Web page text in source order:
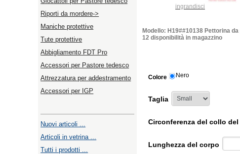
Riporti da mordere->
Maniche protettive
Tute protettive
Abbigliamento FDT Pro
Accessori per Pastore tedesco
Attrezzatura per addestramento
Accessori per IGP
Nuovi articoli ...
Articoli in vetrina ...
Tutti i prodotti ...
ingrandisci
Modello: H19##10138 Pettorina
12 disponibilità in magazzino
Colore Nero
Taglia
Circonferenza del collo del
Lunghezza del corpo